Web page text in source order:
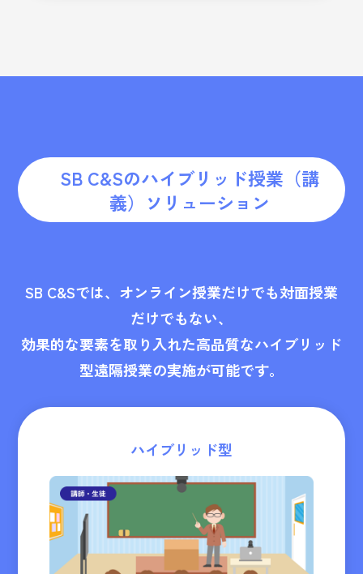
SB C&Sのハイブリッド授業（講
義）ソリューション
SB C&Sでは、オンライン授業だけでも対面授業
だけでもない、
効果的な要素を取り入れた高品質なハイブリッド
型遠隔授業の実施が可能です。
ハイブリッド型